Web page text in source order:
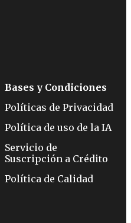
Bases y Condiciones
Políticas de Privacidad
Política de uso de la IA
Servicio de
Suscripción a Crédito
Política de Calidad